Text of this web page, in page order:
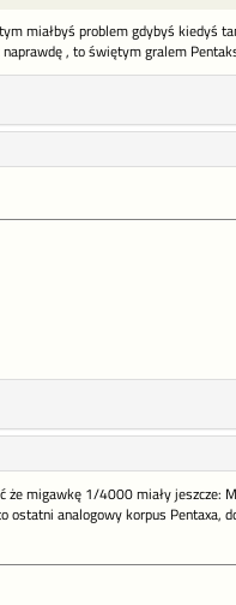
miałbyś problem gdybyś kiedyś
, to świętym gralem
migawkę 1/4000 miały jeszcze:
analogowy korpus Pentaxa,